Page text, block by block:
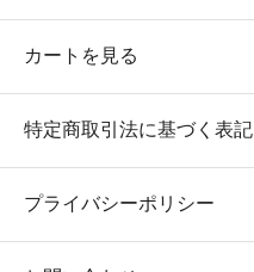
カートを見る
特定商取引法に基づく表記
プライバシーポリシー